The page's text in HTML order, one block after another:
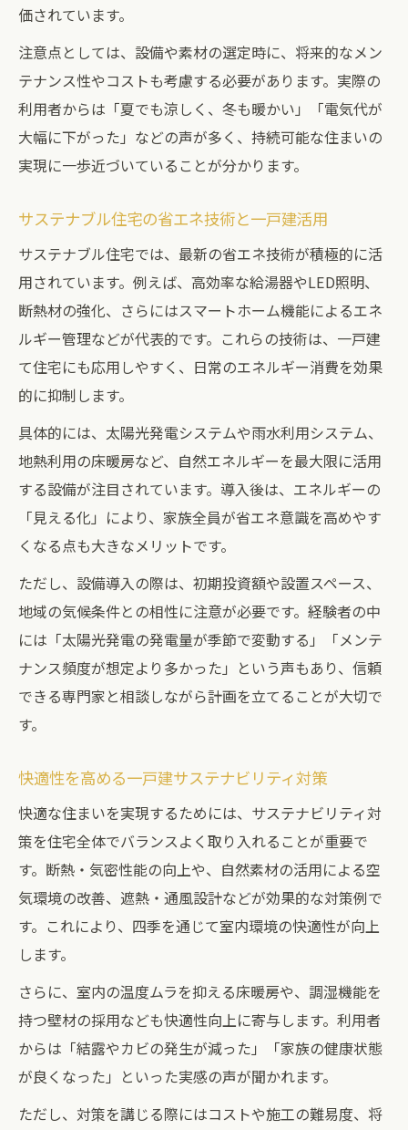
価されています。
注意点としては、設備や素材の選定時に、将来的なメン
テナンス性やコストも考慮する必要があります。実際の
利用者からは「夏でも涼しく、冬も暖かい」「電気代が
大幅に下がった」などの声が多く、持続可能な住まいの
実現に一歩近づいていることが分かります。
サステナブル住宅の省エネ技術と一戸建活用
サステナブル住宅では、最新の省エネ技術が積極的に活
用されています。例えば、高効率な給湯器やLED照明、
断熱材の強化、さらにはスマートホーム機能によるエネ
ルギー管理などが代表的です。これらの技術は、一戸建
て住宅にも応用しやすく、日常のエネルギー消費を効果
的に抑制します。
具体的には、太陽光発電システムや雨水利用システム、
地熱利用の床暖房など、自然エネルギーを最大限に活用
する設備が注目されています。導入後は、エネルギーの
「見える化」により、家族全員が省エネ意識を高めやす
くなる点も大きなメリットです。
ただし、設備導入の際は、初期投資額や設置スペース、
地域の気候条件との相性に注意が必要です。経験者の中
には「太陽光発電の発電量が季節で変動する」「メンテ
ナンス頻度が想定より多かった」という声もあり、信頼
できる専門家と相談しながら計画を立てることが大切で
す。
快適性を高める一戸建サステナビリティ対策
快適な住まいを実現するためには、サステナビリティ対
策を住宅全体でバランスよく取り入れることが重要で
す。断熱・気密性能の向上や、自然素材の活用による空
気環境の改善、遮熱・通風設計などが効果的な対策例で
す。これにより、四季を通じて室内環境の快適性が向上
します。
さらに、室内の温度ムラを抑える床暖房や、調湿機能を
持つ壁材の採用なども快適性向上に寄与します。利用者
からは「結露やカビの発生が減った」「家族の健康状態
が良くなった」といった実感の声が聞かれます。
ただし、対策を講じる際にはコストや施工の難易度、将